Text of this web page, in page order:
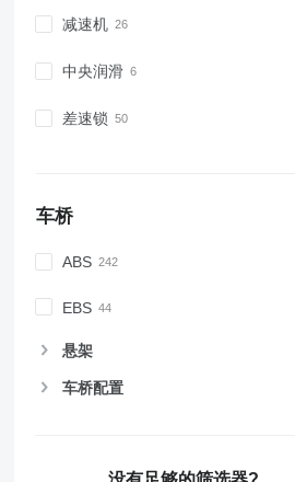
减速机
中央润滑
差速锁
车桥
ABS
EBS
悬架
车桥配置